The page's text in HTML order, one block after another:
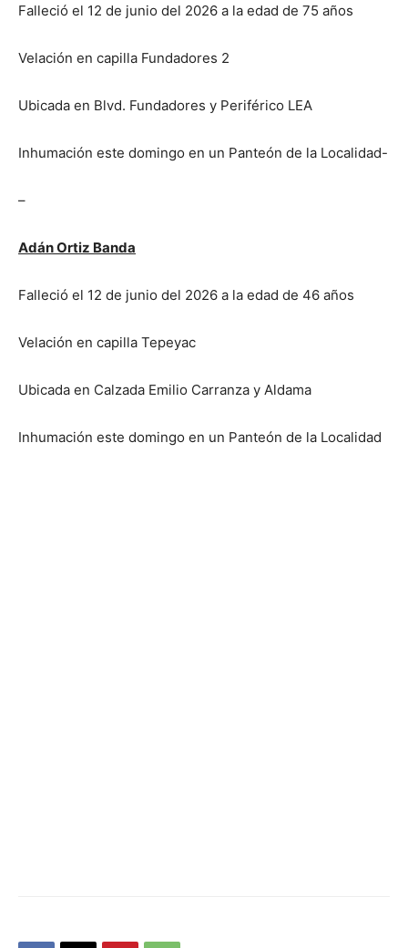
Falleció el 12 de junio del 2026 a la edad de 75 años
Velación en capilla Fundadores 2
Ubicada en Blvd. Fundadores y Periférico LEA
Inhumación este domingo en un Panteón de la Localidad-
–
Adán Ortiz Banda
Falleció el 12 de junio del 2026 a la edad de 46 años
Velación en capilla Tepeyac
Ubicada en Calzada Emilio Carranza y Aldama
Inhumación este domingo en un Panteón de la Localidad